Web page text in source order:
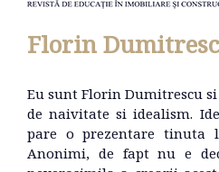
Florin
Eu sunt Florin Dumitrescu
de naivitate si idealism.
pare o prezentare tinuta
Anonimi, de fapt nu e